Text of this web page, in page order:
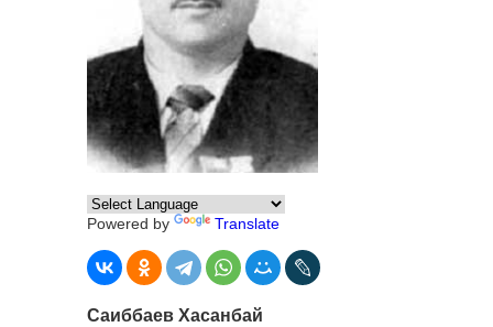
Powered by Translate
Саиббаев Хасанбай